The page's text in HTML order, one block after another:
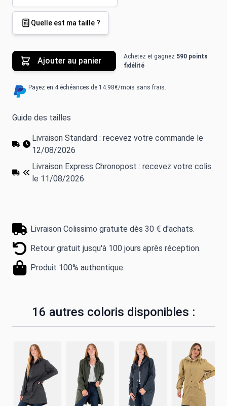
Quelle est ma taille ?
Ajouter au panier Achetez et gagnez 590 points
fidélité
Payez en 4 échéances de 14.98€/mois sans frais.
Guide des tailles
Livraison Standard : recevez votre commande le
12/08/2026
Livraison Express Chronopost : recevez votre colis
le 11/08/2026
Livraison Colissimo gratuite dès 30 € d'achats.
Retour gratuit jusqu'à 100 jours après réception.
Produit 100% authentique.
16 autres coloris disponibles :